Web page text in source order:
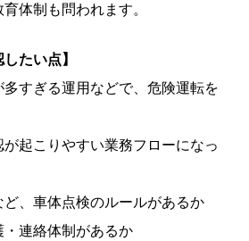
体制も問われます。
たい点】
すぎる運用などで、危険運転を
起こりやすい業務フローになっ
、車体点検のルールがあるか
連絡体制があるか